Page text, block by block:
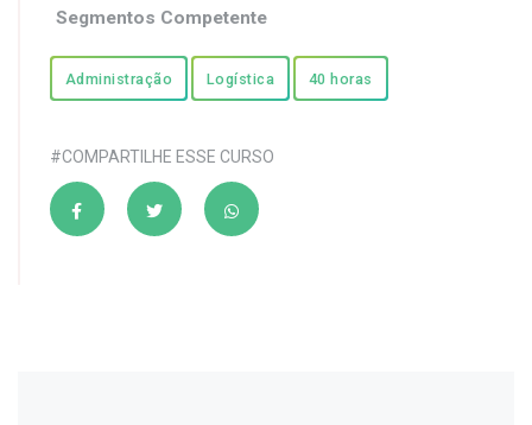
Segmentos Competente
Administração Logística 40 horas
#COMPARTILHE ESSE CURSO